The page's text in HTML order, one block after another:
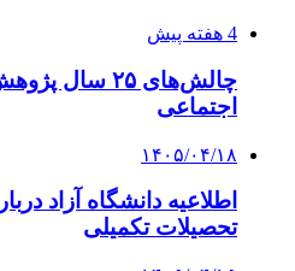
4 هفته پیش
چالش‌های ۲۵
اجتماعی
۱۴۰۵/۰۴/۱۸
اطلاعیه دانشگاه آزاد
تحصیلات تکمیلی